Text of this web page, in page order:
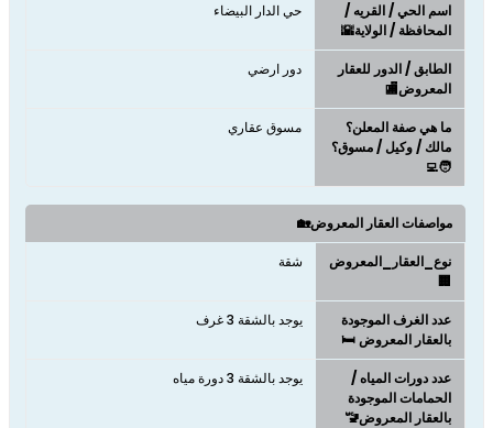
اسم الحي / القريه /
المحافظة / الولاية🌇
حي الدار البيضاء
الطابق / الدور للعقار
المعروض🏬
دور ارضي
ما هي صفة المعلن؟
مالك / وكيل / مسوق؟
🧑‍💻
مسوق عقاري
مواصفات العقار المعروض🏡
نوع_العقار_المعروض
🏢
شقة
عدد الغرف الموجودة
بالعقار المعروض 🛏️
يوجد بالشقة 3 غرف
عدد دورات المياه /
الحمامات الموجودة
بالعقار المعروض🚾
يوجد بالشقة 3 دورة مياه